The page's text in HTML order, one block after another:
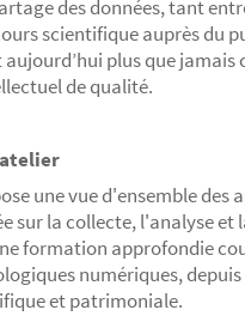
des données, tant
scientifique auprès du
plus que
de qualité.
une vue d'ensemble
sur la collecte, l'analyse et
formation approfondie
numériques,
et patrimoniale.